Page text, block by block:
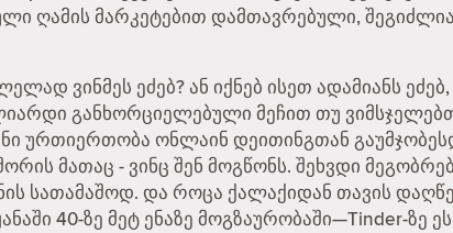
ღამის მარკეტებით დამთავრებული,
ვინმეს ეძებ? ან იქნებ ისეთ ადამიანს
განხორციელებული მეჩით თუ
ურთიერთობა ონლაინ დეითინგთან
მათაც - ვინც შენ მოგწონს. შეხვდი
სათამაშოდ. და როცა ქალაქიდან თავის
40-ზე მეტ ენაზე მოგზაურობაში—Tinder-